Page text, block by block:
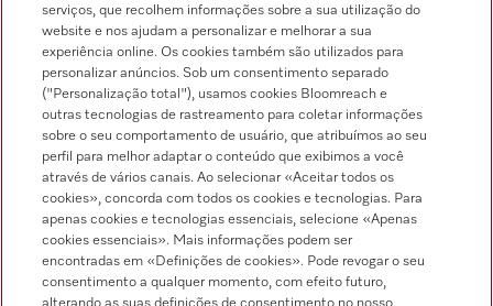
Pesquisa de distribuidores
Siga a Miele Professional
serviços, que recolhem informações sobre a sua utilização do
website e nos ajudam a personalizar e melhorar a sua
experiência online. Os cookies também são utilizados para
personalizar anúncios. Sob um consentimento separado
("Personalização total"), usamos cookies Bloomreach e
outras tecnologias de rastreamento para coletar informações
sobre o seu comportamento de usuário, que atribuímos ao seu
perfil para melhor adaptar o conteúdo que exibimos a você
através de vários canais. Ao selecionar «Aceitar todos os
cookies», concorda com todos os cookies e tecnologias. Para
apenas cookies e tecnologias essenciais, selecione «Apenas
cookies essenciais». Mais informações podem ser
encontradas em «Definições de cookies». Pode revogar o seu
consentimento a qualquer momento, com efeito futuro,